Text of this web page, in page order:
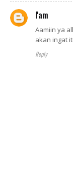
I'am
Aamiin ya
akan ingat
Reply